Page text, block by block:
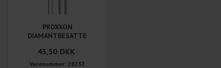
PROXXON
DIAMANTBESATTE
Ø2,2 MM 2 STK
43,50 DKK
Varenummer: 28232